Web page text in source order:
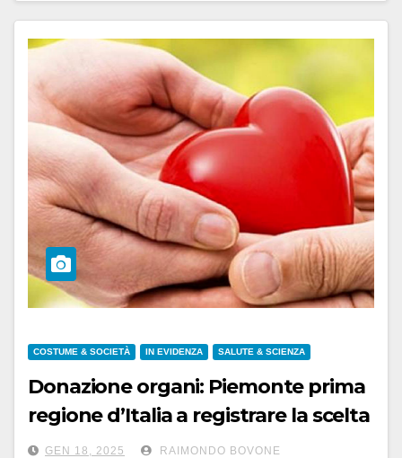
COSTUME & SOCIETÀ IN EVIDENZA SALUTE & SCIENZA
Donazione organi: Piemonte prima
regione d’Italia a registrare la scelta
in tutti i comuni
GEN 18, 2025 RAIMONDO BOVONE